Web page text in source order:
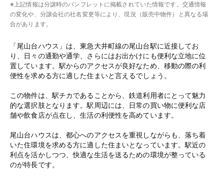
※上記情報は分譲時のパンフレットに掲載されていた情報です。交通情報
の変化や、分譲会社の社名変更等により、現況（販売中物件）と異なる場
合があります。
「尾山台ハウス」は、東急大井町線の尾山台駅に近接してお
り、日々の通勤や通学、さらにはお出かけにも便利な立地に位
置しています。駅からのアクセスが良好なため、移動の際の利
便性を求める方に適した住まいと言えるでしょう。
この物件は、駅チカであることから、鉄道利用者にとって魅力
的な選択肢となります。駅周辺には、日常の買い物に便利な店
舗や飲食店が点在し、生活の利便性を高めています。
尾山台ハウスは、都心へのアクセスを重視しながらも、落ち着
いた住環境を求める方に適した住まいとなっています。駅近の
利点を活かしつつ、快適な生活を送るための環境が整っている
のが特長です。